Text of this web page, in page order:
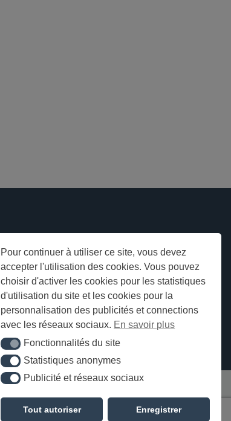
Pour continuer à utiliser ce site, vous devez
accepter l'utilisation des cookies. Vous pouvez
choisir d'activer les cookies pour les statistiques
d'utilisation du site et les cookies pour la
personnalisation des publicités et connections
avec les réseaux sociaux. En savoir plus
Fonctionnalités du site
Fonctionnalités du site
Statistiques anonymes
Statistiques anonymes
Publicité et réseaux sociaux
Publicité et réseaux sociaux
Tout autoriser Enregistrer